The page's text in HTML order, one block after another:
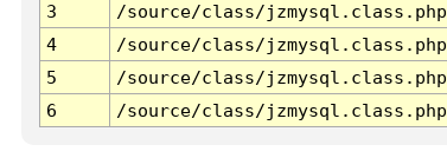
3
/source/class/jzmysql.class.php
4
/source/class/jzmysql.class.php
5
/source/class/jzmysql.class.php
6
/source/class/jzmysql.class.php